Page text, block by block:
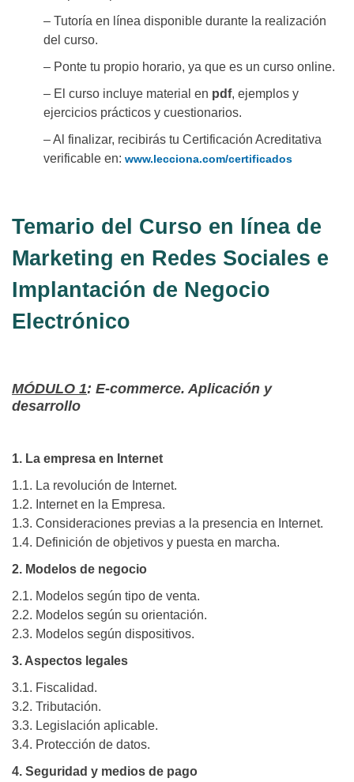
– Tutoría en línea disponible durante la realización
del curso.
– Ponte tu propio horario, ya que es un curso online.
– El curso incluye material en pdf, ejemplos y
ejercicios prácticos y cuestionarios.
– Al finalizar, recibirás tu Certificación Acreditativa
verificable en: www.lecciona.com/certificados
Temario del Curso en línea de
Marketing en Redes Sociales e
Implantación de Negocio
Electrónico
MÓDULO 1: E-commerce. Aplicación y
desarrollo
1. La empresa en Internet
1.1. La revolución de Internet.
1.2. Internet en la Empresa.
1.3. Consideraciones previas a la presencia en Internet.
1.4. Definición de objetivos y puesta en marcha.
2. Modelos de negocio
2.1. Modelos según tipo de venta.
2.2. Modelos según su orientación.
2.3. Modelos según dispositivos.
3. Aspectos legales
3.1. Fiscalidad.
3.2. Tributación.
3.3. Legislación aplicable.
3.4. Protección de datos.
4. Seguridad y medios de pago